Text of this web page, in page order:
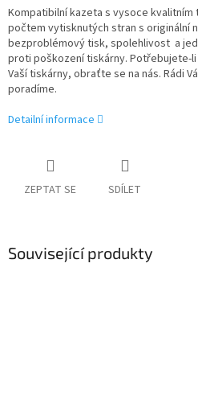
Kompatibilní kazeta s vysoce
počtem vytisknutých stran s originální
bezproblémový tisk, spolehlivost a
proti poškození tiskárny. Potřebujete-
Vaší tiskárny, obraťte se na nás. Rádi
poradíme.
Detailní informace
ZEPTAT SE SDÍLET
Související produkty